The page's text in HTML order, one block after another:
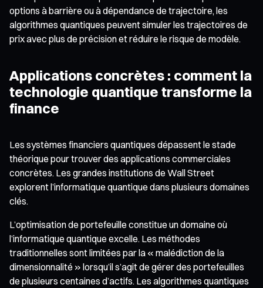
options à barrière ou à dépendance de trajectoire, les
algorithmes quantiques peuvent simuler les trajectoires de
prix avec plus de précision et réduire le risque de modèle.
Applications concrètes : comment la
technologie quantique transforme la
finance
Les systèmes financiers quantiques dépassent le stade
théorique pour trouver des applications commerciales
concrètes. Les grandes institutions de Wall Street
explorent l’informatique quantique dans plusieurs domaines
clés.
L’optimisation de portefeuille constitue un domaine où
l’informatique quantique excelle. Les méthodes
traditionnelles sont limitées par la « malédiction de la
dimensionnalité » lorsqu’il s’agit de gérer des portefeuilles
de plusieurs centaines d’actifs. Les algorithmes quantiques